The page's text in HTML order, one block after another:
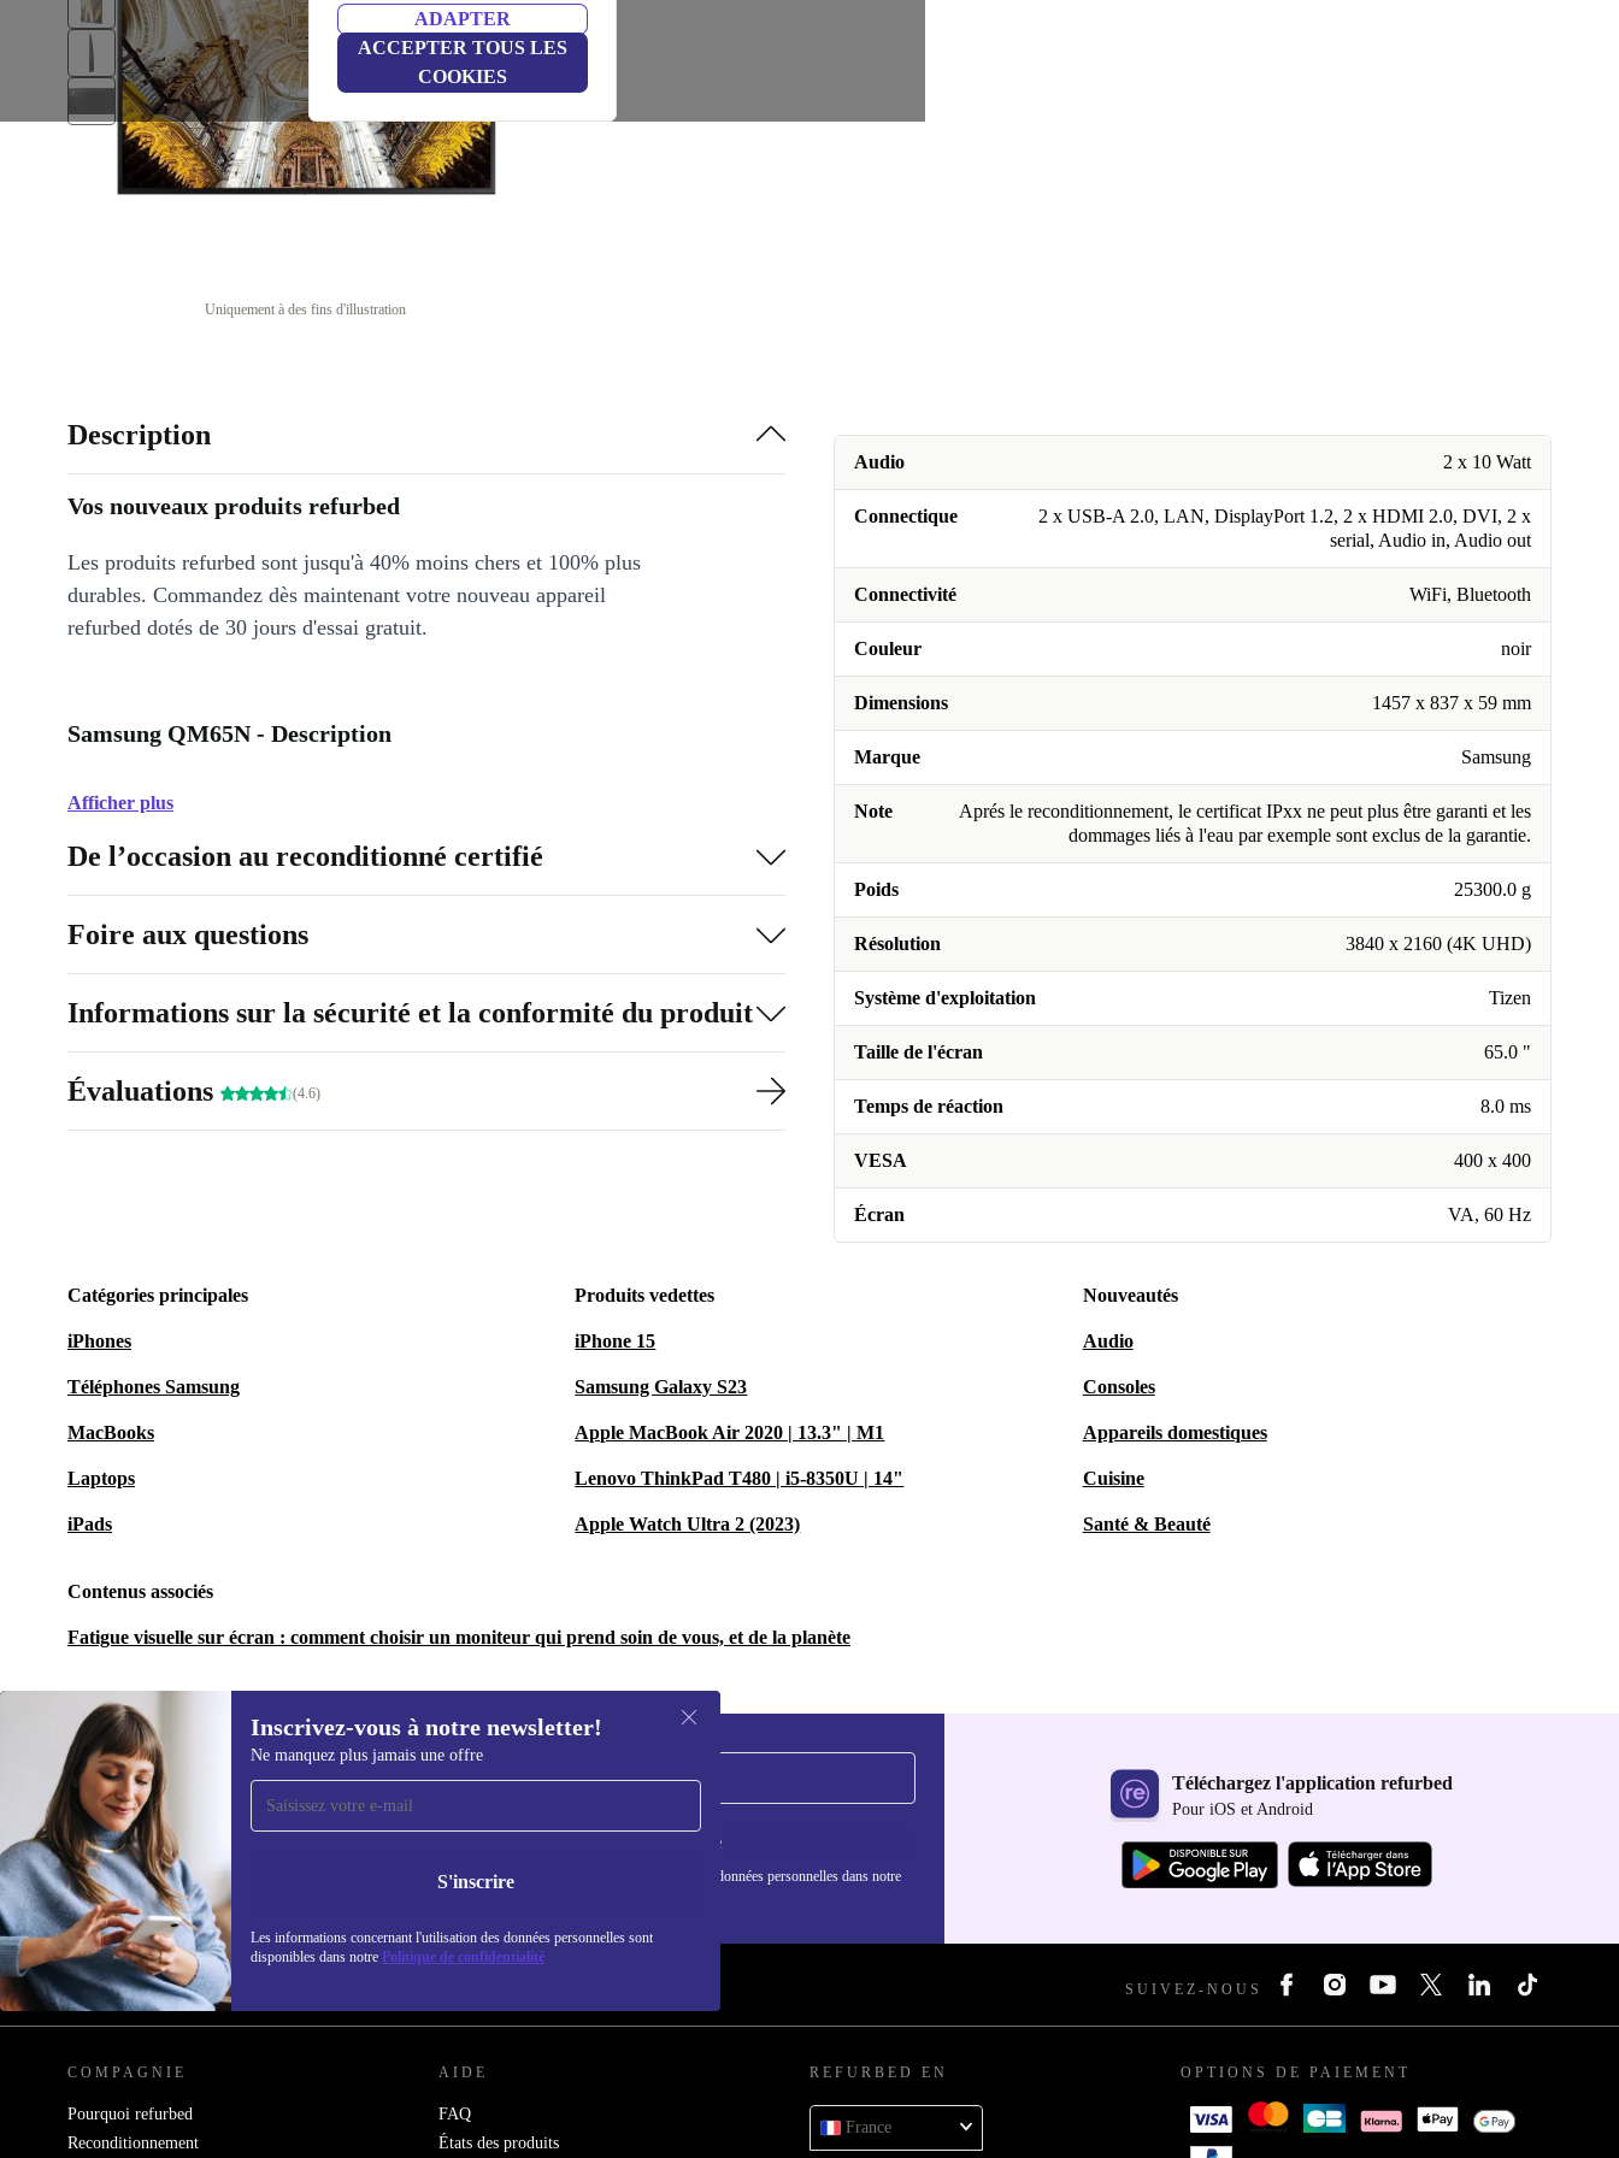
ADAPTER
ACCEPTER TOUS LES
COOKIES
Uniquement à des fins d'illustration
Audio 2 x 10 Watt
Connectique
2 x USB-A 2.0, LAN, DisplayPort 1.2, 2 x HDMI 2.0, DVI, 2 x
serial, Audio in, Audio out
Connectivité WiFi, Bluetooth
Couleur noir
Dimensions 1457 x 837 x 59 mm
Marque Samsung
Note
Aprés le reconditionnement, le certificat IPxx ne peut plus être garanti et les
dommages liés à l'eau par exemple sont exclus de la garantie.
Poids 25300.0 g
Résolution 3840 x 2160 (4K UHD)
Système d'exploitation Tizen
Taille de l'écran 65.0 "
Temps de réaction 8.0 ms
VESA 400 x 400
Écran VA, 60 Hz
Description
Vos nouveaux produits refurbed
Les produits refurbed sont jusqu'à 40% moins chers et 100% plus
durables. Commandez dès maintenant votre nouveau appareil
refurbed dotés de 30 jours d'essai gratuit.
Samsung QM65N - Description
Afficher plus
De l’occasion au reconditionné certifié
Foire aux questions
Informations sur la sécurité et la conformité du produit
Évaluations (4.6)
Catégories principales
iPhones
Téléphones Samsung
MacBooks
Laptops
iPads
Produits vedettes
iPhone 15
Samsung Galaxy S23
Apple MacBook Air 2020 | 13.3" | M1
Lenovo ThinkPad T480 | i5-8350U | 14"
Apple Watch Ultra 2 (2023)
Nouveautés
Audio
Consoles
Appareils domestiques
Cuisine
Santé & Beauté
Contenus associés
Fatigue visuelle sur écran : comment choisir un moniteur qui prend soin de vous, et de la planète
Inscrivez-vous à notre newsletter!
Ne manquez plus jamais une offre
S'inscrire
Les informations concernant l'utilisation des données personnelles sont
disponibles dans notre Politique de confidentialité
Recevoir offres et infos de
refurbed par mail
Ne manquez plus aucune offre.
S'inscrire
Retrouvez les informations sur l'utilisation des données personnelles dans notre
Téléchargez l'application refurbed
Pour iOS et Android
REFURBED FRANCE - RETHINK NEW. SUIVEZ-NOUS
COMPAGNIE
Pourquoi refurbed
Reconditionnement
AIDE
FAQ
États des produits
REFURBED EN
France
OPTIONS DE PAIEMENT